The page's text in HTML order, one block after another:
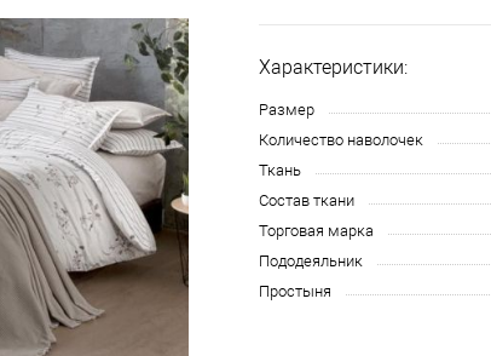
Характеристики:
Размер
Количество наволочек
Ткань
Состав ткани
Торговая марка
Пододеяльник
Простыня